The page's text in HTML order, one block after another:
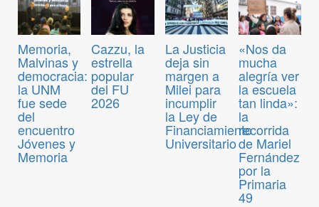
Memoria,
Malvinas y
democracia:
la UNM
fue sede
del
encuentro
Jóvenes y
Memoria
Cazzu, la
estrella
popular
del FU
2026
La Justicia
deja sin
margen a
Milei para
incumplir
la Ley de
Financiamiento
Universitario
«Nos da
mucha
alegría ver
la escuela
tan linda»:
la
recorrida
de Mariel
Fernández
por la
Primaria
49